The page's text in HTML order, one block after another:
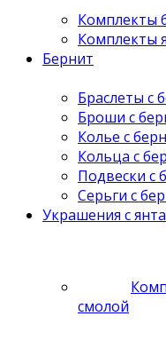
Комплекты
Комплекты
Бернит
Браслеты с
Броши с
Колье с
Кольца с
Подвески с
Серьги с
Украшения с
смолой